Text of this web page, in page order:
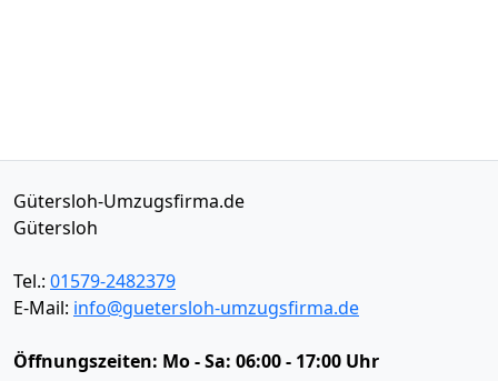
Gütersloh-Umzugsfirma.de
Gütersloh
Tel.: 01579-2482379
E-Mail: info@guetersloh-umzugsfirma.de
Öffnungszeiten: Mo - Sa: 06:00 - 17:00 Uhr